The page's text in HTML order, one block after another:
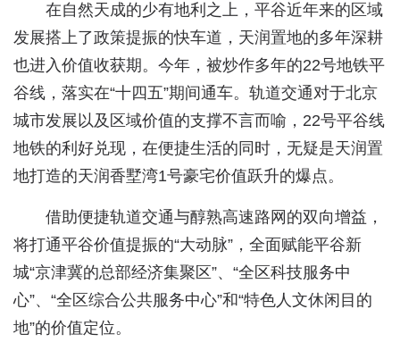
在自然天成的少有地利之上，平谷近年来的区域
发展搭上了政策提振的快车道，天润置地的多年深耕
也进入价值收获期。今年，被炒作多年的22号地铁平
谷线，落实在“十四五”期间通车。轨道交通对于北京
城市发展以及区域价值的支撑不言而喻，22号平谷线
地铁的利好兑现，在便捷生活的同时，无疑是天润置
地打造的天润香墅湾1号豪宅价值跃升的爆点。
借助便捷轨道交通与醇熟高速路网的双向增益，
将打通平谷价值提振的“大动脉”，全面赋能平谷新
城“京津冀的总部经济集聚区”、“全区科技服务中
心”、“全区综合公共服务中心”和“特色人文休闲目的
地”的价值定位。